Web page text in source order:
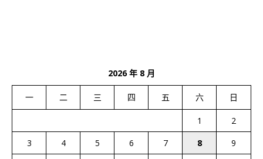
2026 年 8 月
一 二 三 四 五 六 日
1
2
3
4 5 6 7 8
9